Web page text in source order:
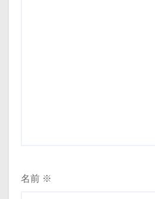
名前 ※